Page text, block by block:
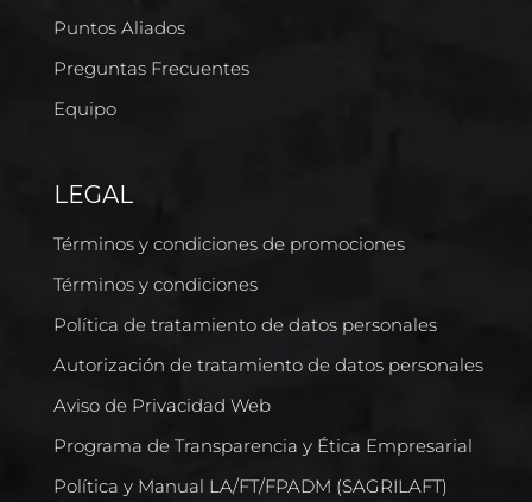
Puntos Aliados
Preguntas Frecuentes
Equipo
LEGAL
Términos y condiciones de promociones
Términos y condiciones
Política de tratamiento de datos personales
Autorización de tratamiento de datos personales
Aviso de Privacidad Web
Programa de Transparencia y Ética Empresarial
Política y Manual LA/FT/FPADM (SAGRILAFT)